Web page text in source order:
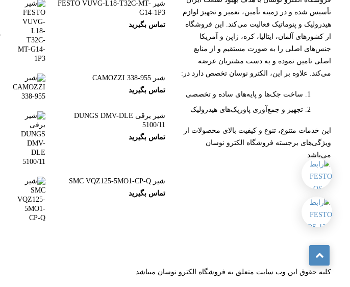
تأسیس شده و در زمینه تأمین، تعمیر و تجهیز لوازم
هیدرولیک و پنوماتیک فعالیت می‌کند. این فروشگاه
از کشورهای آلمان، ایتالیا، کره، ژاپن و آمریکا
جنس‌های اصلی را به صورت مستقیم و از منابع
اصلی تامین نموده و به دست مشتریان عرضه
می‌کند. علاوه بر این، الکترو نوسان تخصص دارد در:
ساخت جک‌ها و پایه‌های ساده و تخصصی
تجهیز و جمع‌آوری پاورپک‌های هیدرولیک
این خدمات متنوع، تنوع و کیفیت بالای محصولات از
ویژگی‌های برجسته فروشگاه الکترو نوسان
می‌باشد
شیر FESTO VUVG-L18-T32C-MT-
G14-1P3
تماس بگیرید
شیر CAMOZZI 338-955
تماس بگیرید
شیر برقی DUNGS DMV-DLE
5100/11
تماس بگیرید
شیر SMC VQZ125-5MO1-CP-Q
تماس بگیرید
کلیه حقوق این وب سایت متعلق به فروشگاه الکترو نوسان میباشد